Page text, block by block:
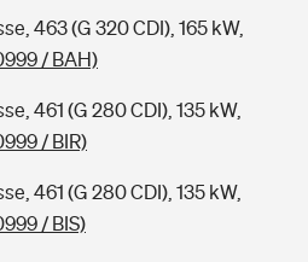
463 (G 320 CDI), 165 kW,
/ BAH)
461 (G 280 CDI), 135 kW,
/ BIR)
461 (G 280 CDI), 135 kW,
/ BIS)